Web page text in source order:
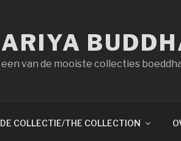
ARIYA
een van de mooiste collecties
DE COLLECTIE/THE COLLECTION